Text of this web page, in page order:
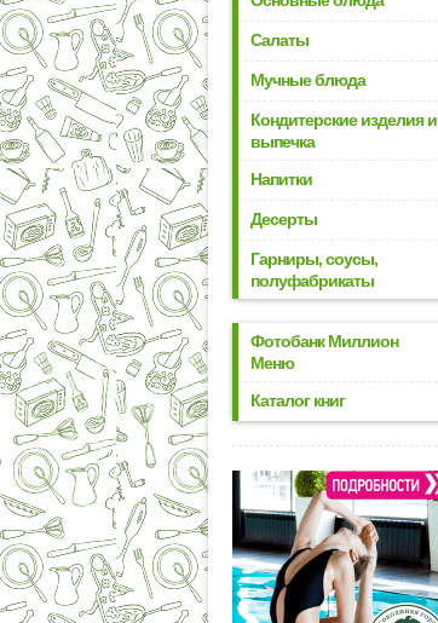
Салаты
Мучные блюда
Кондитерские изделия и
выпечка
Напитки
Десерты
Гарниры, соусы,
полуфабрикаты
Фотобанк Миллион
Меню
Каталог книг